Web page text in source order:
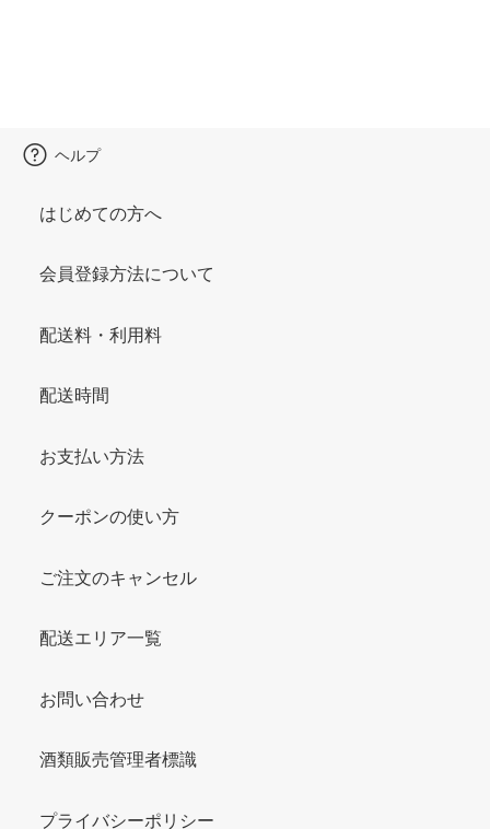
ヘルプ
はじめての方へ
会員登録方法について
配送料・利用料
配送時間
お支払い方法
クーポンの使い方
ご注文のキャンセル
配送エリア一覧
お問い合わせ
酒類販売管理者標識
プライバシーポリシー